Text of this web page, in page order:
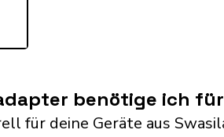
benötige ich
für deine Geräte aus